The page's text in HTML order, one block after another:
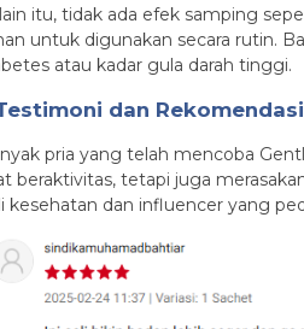
itu, tidak ada efek samping
untuk digunakan secara rutin.
atau kadar gula darah tinggi.
dan
pria yang telah mencoba
beraktivitas, tetapi juga
kesehatan dan influencer yang